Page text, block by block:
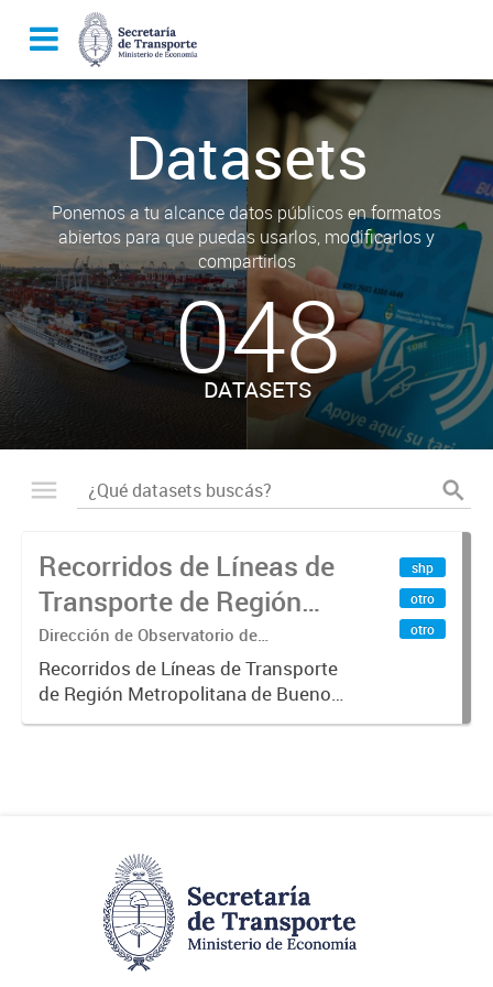
Datasets
Ponemos a tu alcance datos públicos en formatos
abiertos para que puedas usarlos, modificarlos y
compartirlos
048
DATASETS
Recorridos de Líneas de
Transporte de Región
Metropolitana de
Buenos Aires (RMBA)
Dirección de Observatorio de
Transporte, Estudio y Sistemas
Recorridos de Líneas de Transporte
de Región Metropolitana de Buenos
Aires (RMBA).-
shp
otro
otro